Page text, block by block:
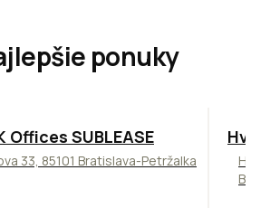
ponuky
Offices SUBLEASE
33, 85101 Bratislava-Petržalka